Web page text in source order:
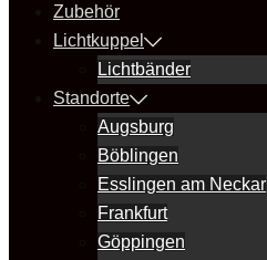
Zubehör
Lichtkuppel
Lichtbänder
Standorte
Augsburg
Böblingen
Esslingen am Neckar
Frankfurt
Göppingen